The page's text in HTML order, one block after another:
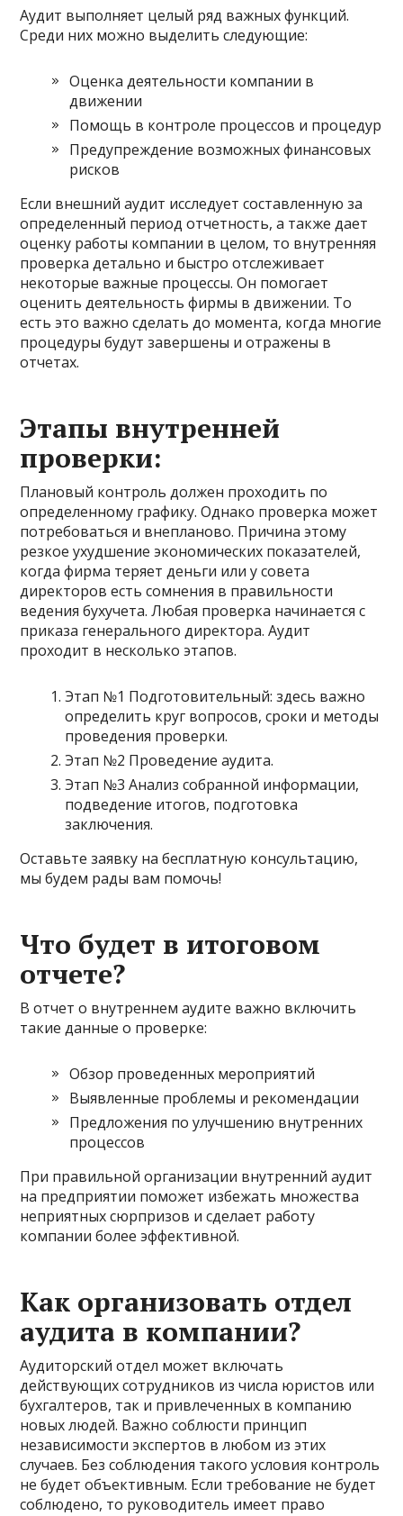
Аудит выполняет целый ряд важных функций.
Среди них можно выделить следующие:
Оценка деятельности компании в
движении
Помощь в контроле процессов и процедур
Предупреждение возможных финансовых
рисков
Если внешний аудит исследует составленную за
определенный период отчетность, а также дает
оценку работы компании в целом, то внутренняя
проверка детально и быстро отслеживает
некоторые важные процессы. Он помогает
оценить деятельность фирмы в движении. То
есть это важно сделать до момента, когда многие
процедуры будут завершены и отражены в
отчетах.
Этапы внутренней
проверки:
Плановый контроль должен проходить по
определенному графику. Однако проверка может
потребоваться и внепланово. Причина этому
резкое ухудшение экономических показателей,
когда фирма теряет деньги или у совета
директоров есть сомнения в правильности
ведения бухучета. Любая проверка начинается с
приказа генерального директора. Аудит
проходит в несколько этапов.
Этап №1 Подготовительный: здесь важно
определить круг вопросов, сроки и методы
проведения проверки.
Этап №2 Проведение аудита.
Этап №3 Анализ собранной информации,
подведение итогов, подготовка
заключения.
Оставьте заявку на бесплатную консультацию,
мы будем рады вам помочь!
Что будет в итоговом
отчете?
В отчет о внутреннем аудите важно включить
такие данные о проверке:
Обзор проведенных мероприятий
Выявленные проблемы и рекомендации
Предложения по улучшению внутренних
процессов
При правильной организации внутренний аудит
на предприятии поможет избежать множества
неприятных сюрпризов и сделает работу
компании более эффективной.
Как организовать отдел
аудита в компании?
Аудиторский отдел может включать
действующих сотрудников из числа юристов или
бухгалтеров, так и привлеченных в компанию
новых людей. Важно соблюсти принцип
независимости экспертов в любом из этих
случаев. Без соблюдения такого условия контроль
не будет объективным. Если требование не будет
соблюдено, то руководитель имеет право